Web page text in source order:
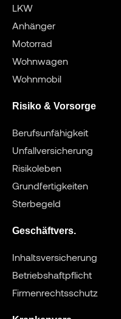
LKW
Anhänger
Motorrad
Wohnwagen
Wohnmobil
Risiko & Vorsorge
Berufsunfähigkeit
Unfallversicherung
Risikoleben
Grundfertigkeiten
Sterbegeld
Geschäftvers.
Inhaltsversicherung
Betriebshaftpflicht
Firmenrechtsschutz